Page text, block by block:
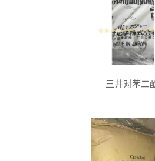
三井对苯二